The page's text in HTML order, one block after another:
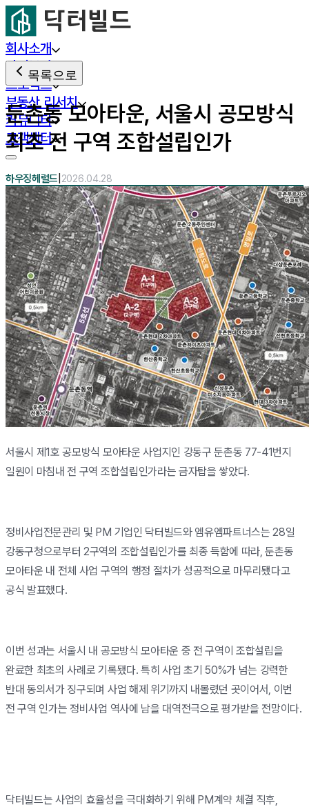
회사소개
사업분야
프로젝트
부동산 리서치
커뮤니티
고객센터
목록으로
둔촌동 모아타운, 서울시 공모방식
최초 전 구역 조합설립인가
하우징헤럴드 2026.04.28
서울시 제1호 공모방식 모아타운 사업지인 강동구 둔촌동 77-41번지
일원이 마침내 전 구역 조합설립인가라는 금자탑을 쌓았다.
정비사업전문관리 및 PM 기업인 닥터빌드와 엠유엠파트너스는 28일
강동구청으로부터 2구역의 조합설립인가를 최종 득함에 따라, 둔촌동
모아타운 내 전체 사업 구역의 행정 절차가 성공적으로 마무리됐다고
공식 발표했다.
이번 성과는 서울시 내 공모방식 모아타운 중 전 구역이 조합설립을
완료한 최초의 사례로 기록됐다. 특히 사업 초기 50%가 넘는 강력한
반대 동의서가 징구되며 사업 해제 위기까지 내몰렸던 곳이어서, 이번
전 구역 인가는 정비사업 역사에 남을 대역전극으로 평가받을 전망이다.
닥터빌드는 사업의 효율성을 극대화하기 위해 PM계약 체결 직후,